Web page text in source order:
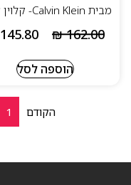
מבית Calvin Klein- קלוין קליין
₪162.00
145.80
הוספה לסל
הקודם 1